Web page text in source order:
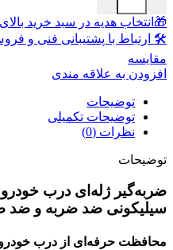
🎁انتخاب هدیه در سبد خرید بالای 500,000 تومان
🛠 ارتباط با پشتیبانی فنی و
مقايسه
افزودن به علاقه مندی
توضیحات
توضیحات تکمیلی
نظرات (0)
توضیحات
سیلیکونی ضد ضربه و ضد
محافظت حرفه‌ای از درب خودرو